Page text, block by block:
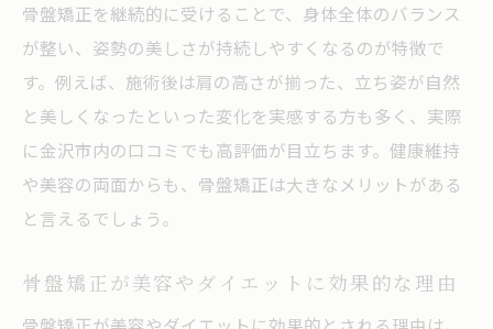
骨盤矯正を継続的に受けることで、身体全体のバランス
が整い、姿勢の美しさが持続しやすくなるのが特徴で
す。例えば、施術後は肩の高さが揃った、立ち姿が自然
と美しくなったといった変化を実感する方も多く、実際
に金沢市内の口コミでも高評価が目立ちます。健康維持
や美容の両面からも、骨盤矯正は大きなメリットがある
と言えるでしょう。
骨盤矯正が美容やダイエットに効果的な理由